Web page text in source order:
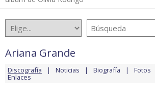
Ariana Grande
Discografía Noticias Biografía Fotos
Enlaces